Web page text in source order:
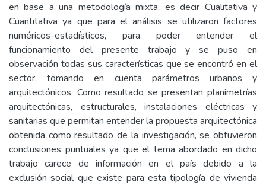
en base a una metodología mixta, es decir Cualitativa y
Cuantitativa ya que para el análisis se utilizaron factores
numéricos-estadísticos, para poder entender el
funcionamiento del presente trabajo y se puso en
observación todas sus características que se encontró en el
sector, tomando en cuenta parámetros urbanos y
arquitectónicos. Como resultado se presentan planimetrías
arquitectónicas, estructurales, instalaciones eléctricas y
sanitarias que permitan entender la propuesta arquitectónica
obtenida como resultado de la investigación, se obtuvieron
conclusiones puntuales ya que el tema abordado en dicho
trabajo carece de información en el país debido a la
exclusión social que existe para esta tipología de vivienda